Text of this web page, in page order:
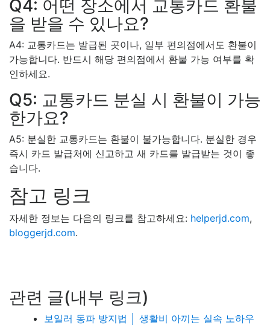
Q4: 어떤 장소에서 교통카드 환불
을 받을 수 있나요?
A4: 교통카드는 발급된 곳이나, 일부 편의점에서도 환불이
가능합니다. 반드시 해당 편의점에서 환불 가능 여부를 확
인하세요.
Q5: 교통카드 분실 시 환불이 가능
한가요?
A5: 분실한 교통카드는 환불이 불가능합니다. 분실한 경우
즉시 카드 발급처에 신고하고 새 카드를 발급받는 것이 좋
습니다.
참고 링크
자세한 정보는 다음의 링크를 참고하세요: helperjd.com,
bloggerjd.com.
관련 글(내부 링크)
보일러 동파 방지법 │ 생활비 아끼는 실속 노하우